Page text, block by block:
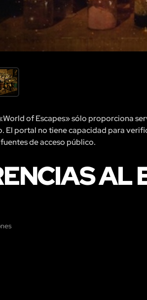
of Escapes» sólo proporciona
El portal no tiene capacidad para
de acceso público.